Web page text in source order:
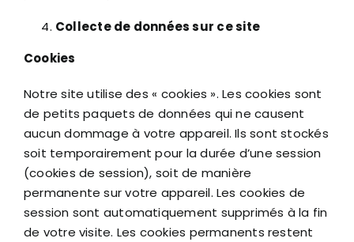
Collecte de données sur ce site
Cookies
Notre site utilise des « cookies ». Les cookies sont
de petits paquets de données qui ne causent
aucun dommage à votre appareil. Ils sont stockés
soit temporairement pour la durée d’une session
(cookies de session), soit de manière
permanente sur votre appareil. Les cookies de
session sont automatiquement supprimés à la fin
de votre visite. Les cookies permanents restent